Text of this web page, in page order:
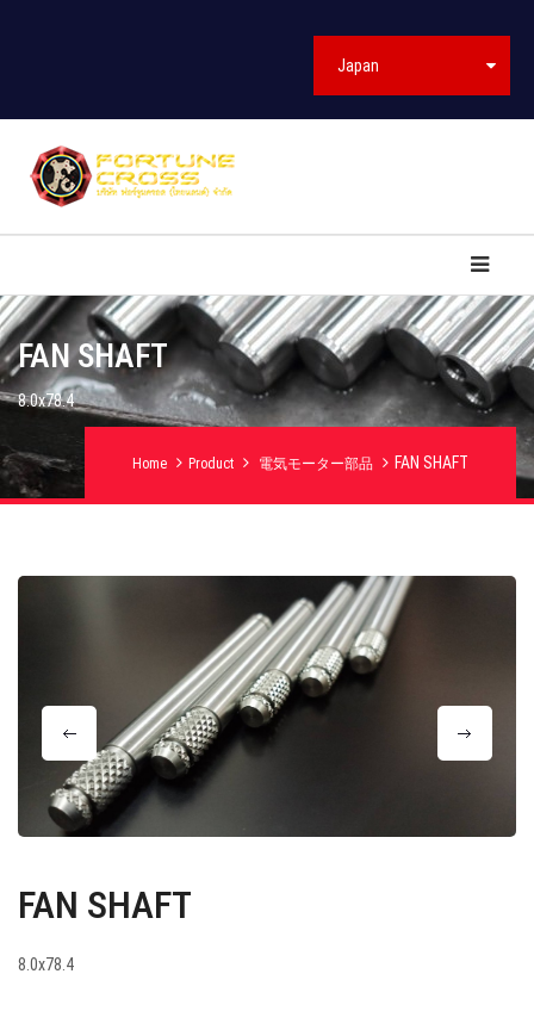
Japan
FAN SHAFT
8.0x78.4
Home Product 電気モーター部品 FAN SHAFT
FAN SHAFT
8.0x78.4